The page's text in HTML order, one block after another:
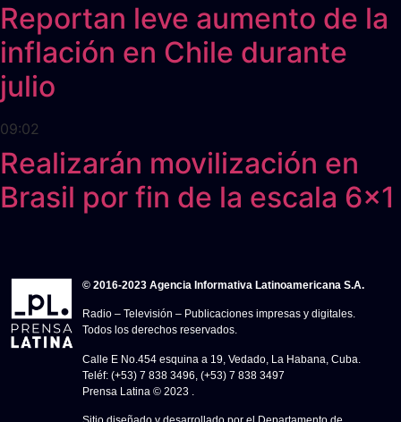
Reportan leve aumento de la
inflación en Chile durante
julio
09:02
Realizarán movilización en
Brasil por fin de la escala 6x1
© 2016-2023 Agencia Informativa Latinoamericana S.A.
Radio – Televisión – Publicaciones impresas y digitales.
Todos los derechos reservados.
Calle E No.454 esquina a 19, Vedado, La Habana, Cuba.
Teléf: (+53) 7 838 3496, (+53) 7 838 3497
Prensa Latina © 2023 .